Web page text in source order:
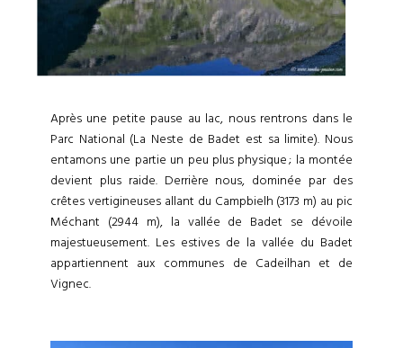
Après une petite pause au lac, nous rentrons dans le
Parc National (La Neste de Badet est sa limite). Nous
entamons une partie un peu plus physique ; la montée
devient plus raide. Derrière nous, dominée par des
crêtes vertigineuses allant du Campbielh (3173 m) au pic
Méchant (2944 m), la vallée de Badet se dévoile
majestueusement. Les estives de la vallée du Badet
appartiennent aux communes de Cadeilhan et de
Vignec.